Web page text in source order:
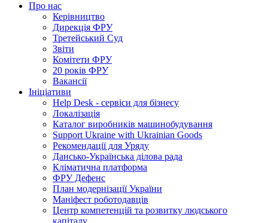
Про нас
Керівництво
Дирекція ФРУ
Третейський Суд
Звіти
Комітети ФРУ
20 років ФРУ
Вакансії
Ініціативи
Help Desk - сервіси для бізнесу
Локалізація
Каталог виробників машинобудування
Support Ukraine with Ukrainian Goods
Рекомендації для Уряду
Дансько-Українська ділова рада
Кліматична платформа
ФРУ Дефенс
План модернізації України
Маніфест роботодавців
Центр компетенцій та розвитку людського